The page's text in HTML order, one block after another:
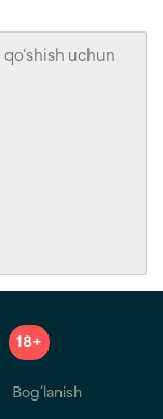
18+
Bog‘lanish